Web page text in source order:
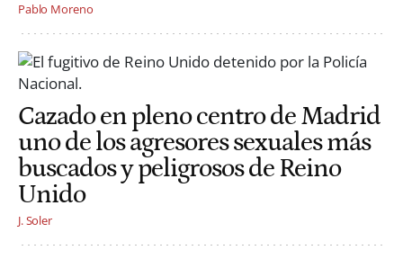
Pablo Moreno
Cazado en pleno centro de Madrid
uno de los agresores sexuales más
buscados y peligrosos de Reino
Unido
J. Soler